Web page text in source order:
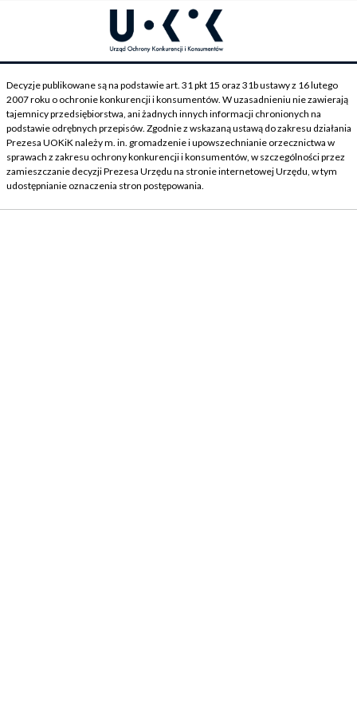
Decyzje publikowane są na podstawie art. 31 pkt 15 oraz 31b ustawy z 16 lutego
2007 roku o ochronie konkurencji i konsumentów. W uzasadnieniu nie zawierają
tajemnicy przedsiębiorstwa, ani żadnych innych informacji chronionych na
podstawie odrębnych przepisów. Zgodnie z wskazaną ustawą do zakresu działania
Prezesa UOKiK należy m. in. gromadzenie i upowszechnianie orzecznictwa w
sprawach z zakresu ochrony konkurencji i konsumentów, w szczególności przez
zamieszczanie decyzji Prezesa Urzędu na stronie internetowej Urzędu, w tym
udostępnianie oznaczenia stron postępowania.